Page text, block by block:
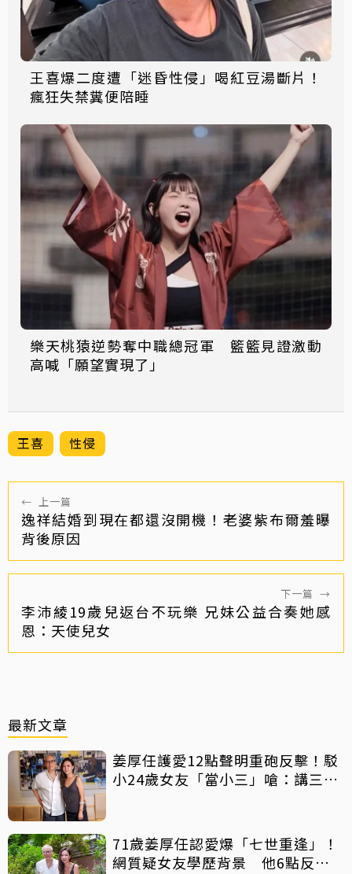
王喜爆二度遭「迷昏性侵」喝紅豆湯斷片！
瘋狂失禁糞便陪睡
樂天桃猿逆勢奪中職總冠軍 籃籃見證激動
高喊「願望實現了」
王喜 性侵
← 上一篇
逸祥結婚到現在都還沒開機！老婆紫布爾羞曝
背後原因
下一篇 →
李沛綾19歲兒返台不玩樂 兄妹公益合奏她感
恩：天使兒女
最新文章
姜厚任護愛12點聲明重砲反擊！駁
小24歲女友「當小三」嗆：講三
71歲姜厚任認愛爆「七世重逢」！
網質疑女友學歷背景 他6點反